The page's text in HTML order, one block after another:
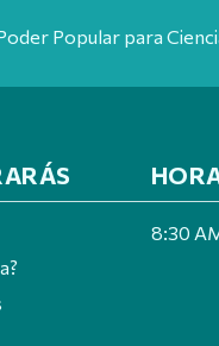
Popular para
8:30